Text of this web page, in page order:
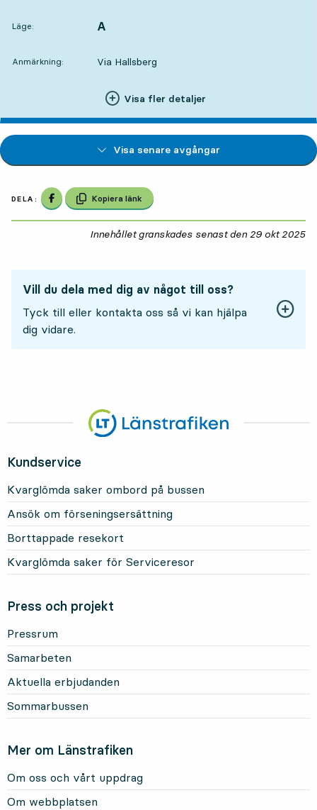
Läge:
LÄGE, A
,
Anmärkning: Via Hallsberg
Visa fler detaljer
Visa senare avgångar
DELA: Dela på Facebook
Kopiera länk
Innehållet granskades senast den 29 okt 2025
Vill du dela med dig av något till oss?
Tyck till eller kontakta oss så vi kan hjälpa
dig vidare.
Kundservice
Kvarglömda saker ombord på bussen
Ansök om förseningsersättning
Borttappade resekort
Kvarglömda saker för Serviceresor
Press och projekt
Pressrum
Samarbeten
Aktuella erbjudanden
Sommarbussen
Mer om Länstrafiken
Om oss och vårt uppdrag
Om webbplatsen